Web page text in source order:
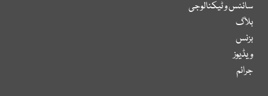
سائنس و ٹیکنالوجی
بلاگ
بزنس
ویڈیوز
جرائم